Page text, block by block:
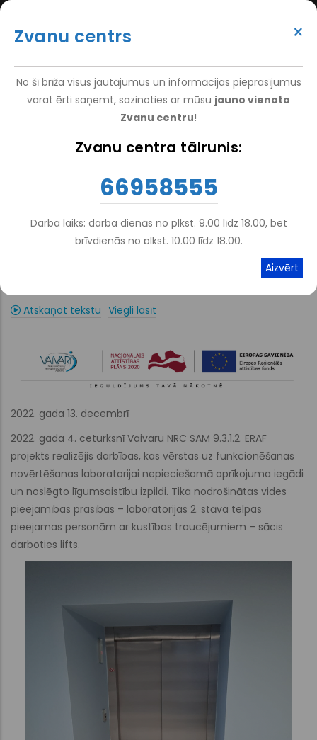
Pārlekt
galveno
MENU
VAKANCES
DARBINIEKIEM
Atpakaļceļš
VSIA NRC „Vaivari”
infrastruktūras attīstība
funkcionēšanas novērtēšanas
Atskaņot tekstu Viegli lasīt
2022. gada 13. decembrī
2022. gada 4. ceturksnī Vaivaru NRC SAM 9.3.1.2. ERAF
projekts realizējis darbības, kas vērstas uz funkcionēšanas
novērtēšanas laboratorijai nepieciešamā aprīkojuma iegādi
un noslēgto līgumsaistību izpildi. Tika nodrošinātas vides
pieejamības prasības – laboratorijas 2. stāva telpas
pieejamas personām ar kustības traucējumiem – sācis
darboties lifts.
×
Zvanu centrs
No šī brīža visus jautājumus un informācijas pieprasījumus
varat ērti saņemt, sazinoties ar mūsu jauno vienoto
Zvanu centru!
Zvanu centra tālrunis:
66958555
Darba laiks: darba dienās no plkst. 9.00 līdz 18.00, bet
brīvdienās no plkst. 10.00 līdz 18.00.